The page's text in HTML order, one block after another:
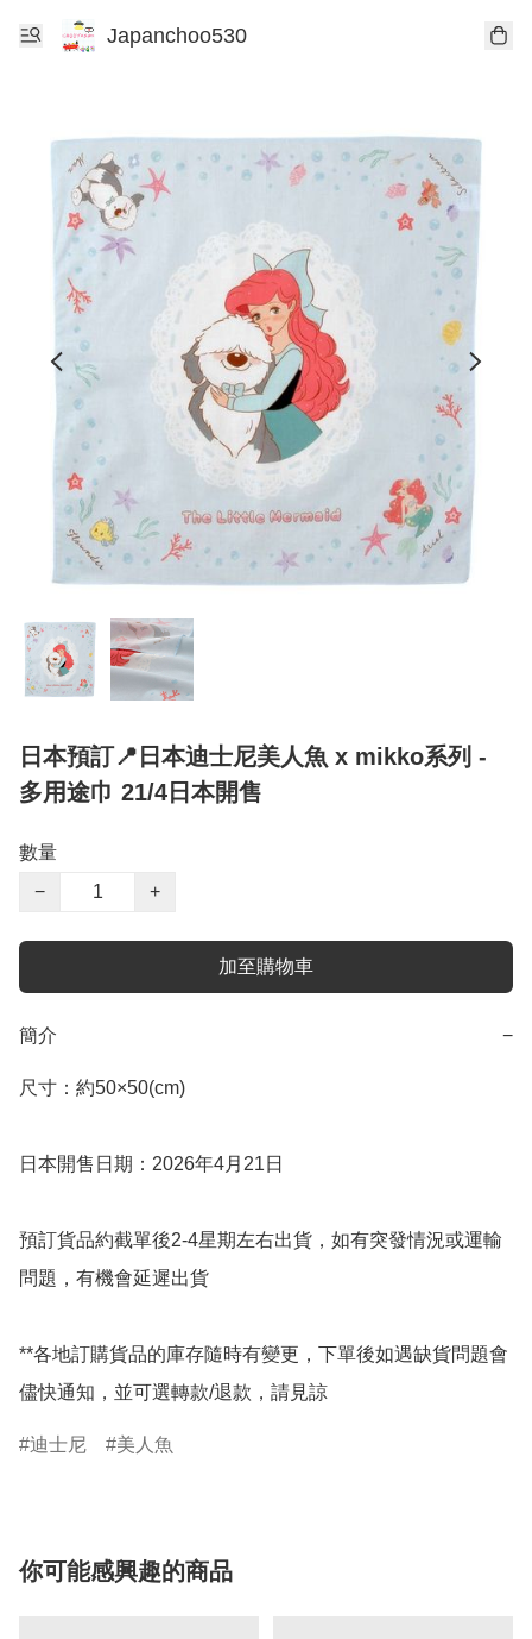
Japanchoo530
日本預訂📍日本迪士尼美人魚 x mikko系列 -
多用途巾 21/4日本開售
數量
−
+
加至購物車
簡介 −
尺寸：約50×50(cm)
日本開售日期：2026年4月21日
預訂貨品約截單後2-4星期左右出貨，如有突發情況或運輸
問題，有機會延遲出貨
**各地訂購貨品的庫存隨時有變更，下單後如遇缺貨問題會
儘快通知，並可選轉款/退款，請見諒
迪士尼 美人魚
你可能感興趣的商品